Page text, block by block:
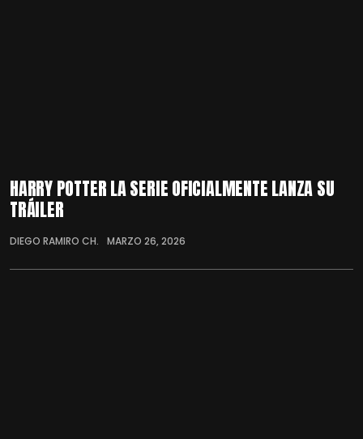
HARRY POTTER LA SERIE OFICIALMENTE LANZA SU
TRÁILER
DIEGO RAMIRO CH. MARZO 26, 2026